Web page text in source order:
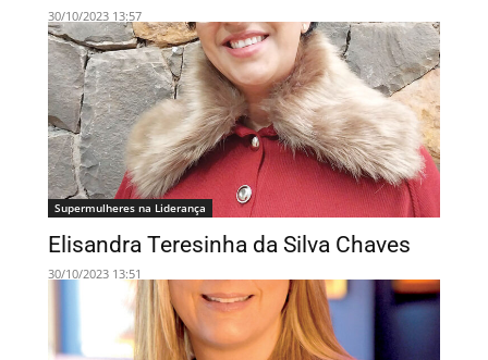
30/10/2023 13:57
Supermulheres na Liderança
Elisandra Teresinha da Silva Chaves
30/10/2023 13:51